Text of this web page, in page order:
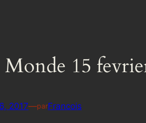
15
2017—parFrancois